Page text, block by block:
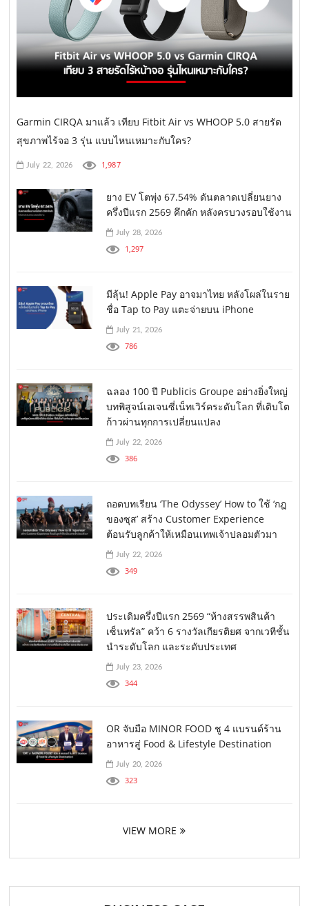
Garmin CIRQA มาแล้ว เทียบ Fitbit Air vs WHOOP 5.0 สายรัด
สุขภาพไร้จอ 3 รุ่น แบบไหนเหมาะกับใคร?
July 22, 2026 1,987
ยาง EV โตพุ่ง 67.54% ดันตลาดเปลี่ยนยาง
ครึ่งปีแรก 2569 คึกคัก หลังครบวงรอบใช้งาน
July 28, 2026
1,297
มีลุ้น! Apple Pay อาจมาไทย หลังโผล่ในราย
ชื่อ Tap to Pay แตะจ่ายบน iPhone
July 21, 2026
786
ฉลอง 100 ปี Publicis Groupe อย่างยิ่งใหญ่
บทพิสูจน์เอเจนซี่เน็ทเวิร์คระดับโลก ที่เติบโต
ก้าวผ่านทุกการเปลี่ยนแปลง
July 22, 2026
386
ถอดบทเรียน ‘The Odyssey’ How to ใช้ ‘กฎ
ของซุส’ สร้าง Customer Experience
ต้อนรับลูกค้าให้เหมือนเทพเจ้าปลอมตัวมา
July 22, 2026
349
ประเดิมครึ่งปีแรก 2569 “ห้างสรรพสินค้า
เซ็นทรัล” คว้า 6 รางวัลเกียรติยศ จากเวทีชั้น
นำระดับโลก และระดับประเทศ
July 23, 2026
344
OR จับมือ MINOR FOOD ชู 4 แบรนด์ร้าน
อาหารสู่ Food & Lifestyle Destination
July 20, 2026
323
VIEW MORE